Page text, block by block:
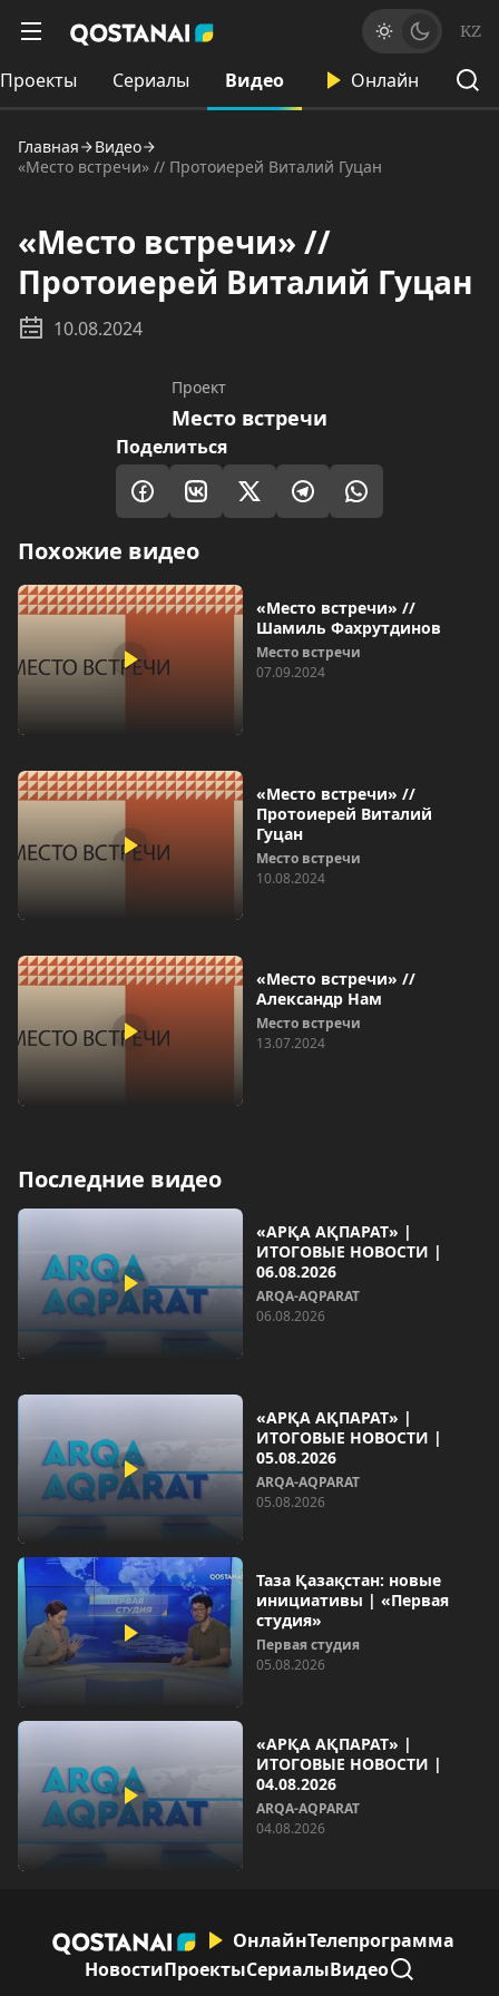
KZ
Проекты Сериалы Видео Онлайн
Главная
Видео
«Место встречи» // Протоиерей Виталий Гуцан
«Место встречи» //
Протоиерей Виталий Гуцан
10.08.2024
Проект
Место встречи
Поделиться
Похожие видео
«Место встречи» //
Шамиль Фахрутдинов
Место встречи
07.09.2024
«Место встречи» //
Протоиерей Виталий
Гуцан
Место встречи
10.08.2024
«Место встречи» //
Александр Нам
Место встречи
13.07.2024
Последние видео
«АРҚА АҚПАРАТ» |
ИТОГОВЫЕ НОВОСТИ |
06.08.2026
ARQA-AQPARAT
06.08.2026
«АРҚА АҚПАРАТ» |
ИТОГОВЫЕ НОВОСТИ |
05.08.2026
ARQA-AQPARAT
05.08.2026
Таза Қазақстан: новые
инициативы | «Первая
студия»
Первая студия
05.08.2026
«АРҚА АҚПАРАТ» |
ИТОГОВЫЕ НОВОСТИ |
04.08.2026
ARQA-AQPARAT
04.08.2026
ОнлайнТелепрограмма
НовостиПроектыСериалыВидео